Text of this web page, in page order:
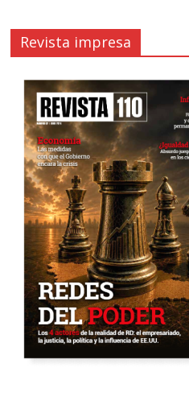
Revista impresa